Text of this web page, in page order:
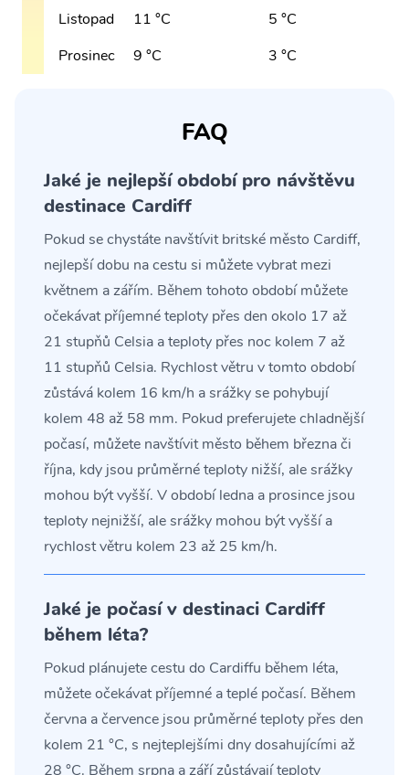
Listopad
11 °C
5 °C
Prosinec
9 °C 3 °C
FAQ
Jaké je nejlepší období pro návštěvu
destinace Cardiff
Pokud se chystáte navštívit britské město Cardiff,
nejlepší dobu na cestu si můžete vybrat mezi
květnem a zářím. Během tohoto období můžete
očekávat příjemné teploty přes den okolo 17 až
21 stupňů Celsia a teploty přes noc kolem 7 až
11 stupňů Celsia. Rychlost větru v tomto období
zůstává kolem 16 km/h a srážky se pohybují
kolem 48 až 58 mm. Pokud preferujete chladnější
počasí, můžete navštívit město během března či
října, kdy jsou průměrné teploty nižší, ale srážky
mohou být vyšší. V období ledna a prosince jsou
teploty nejnižší, ale srážky mohou být vyšší a
rychlost větru kolem 23 až 25 km/h.
Jaké je počasí v destinaci Cardiff
během léta?
Pokud plánujete cestu do Cardiffu během léta,
můžete očekávat příjemné a teplé počasí. Během
června a července jsou průměrné teploty přes den
kolem 21 °C, s nejteplejšími dny dosahujícími až
28 °C. Během srpna a září zůstávají teploty